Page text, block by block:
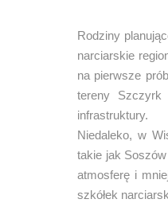
Rodziny
narciarskie
na pierwsze
tereny Szczyrk
infrastruktury.
Niedaleko, w
takie jak
atmosferę i
szkółek